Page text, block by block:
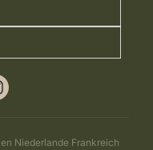
Niederlande Frankreich